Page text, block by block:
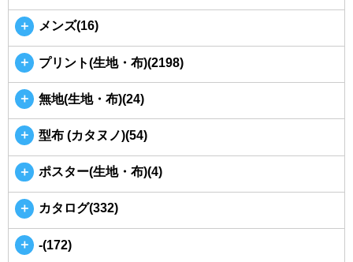
＋ メンズ(16)
＋ プリント(生地・布)(2198)
＋ 無地(生地・布)(24)
＋ 型布 (カタヌノ)(54)
＋ ポスター(生地・布)(4)
＋ カタログ(332)
＋ -(172)